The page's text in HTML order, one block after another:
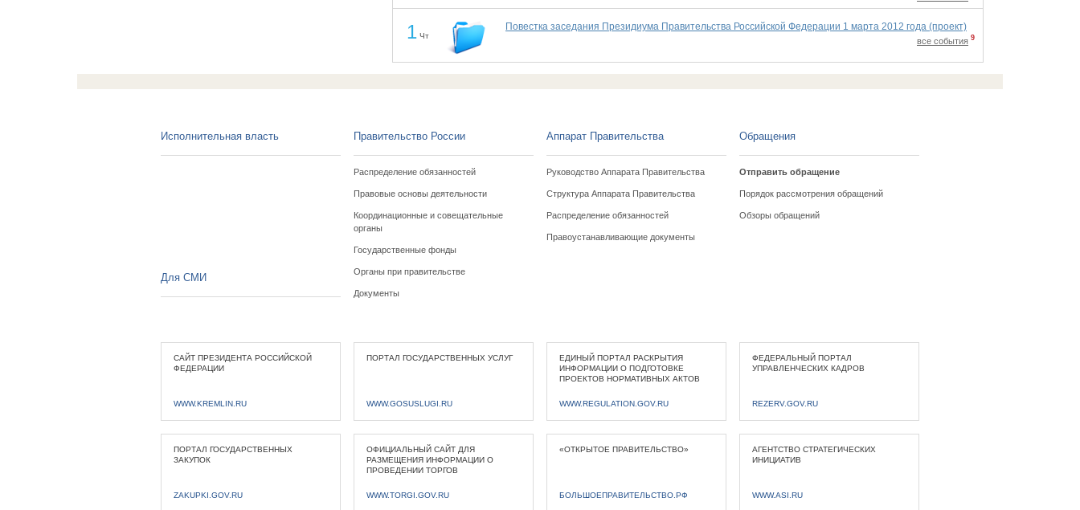
1 Чт
Повестка заседания Президиума Правительства Российской Федерации 1 марта 2012 года (проект)
все события 9
Исполнительная власть Правительство России
Распределение обязанностей
Правовые основы деятельности
Координационные и совещательные
органы
Государственные фонды
Органы при правительстве
Документы
Аппарат Правительства
Руководство Аппарата Правительства
Структура Аппарата Правительства
Распределение обязанностей
Правоустанавливающие документы
Обращения
Отправить обращение
Порядок рассмотрения обращений
Обзоры обращений
Для СМИ
САЙТ ПРЕЗИДЕНТА РОССИЙСКОЙ
ФЕДЕРАЦИИ
WWW.KREMLIN.RU
ПОРТАЛ ГОСУДАРСТВЕННЫХ УСЛУГ
WWW.GOSUSLUGI.RU
ЕДИНЫЙ ПОРТАЛ РАСКРЫТИЯ
ИНФОРМАЦИИ О ПОДГОТОВКЕ
ПРОЕКТОВ НОРМАТИВНЫХ АКТОВ
WWW.REGULATION.GOV.RU
ФЕДЕРАЛЬНЫЙ ПОРТАЛ
УПРАВЛЕНЧЕСКИХ КАДРОВ
REZERV.GOV.RU
ПОРТАЛ ГОСУДАРСТВЕННЫХ
ЗАКУПОК
ZAKUPKI.GOV.RU
ОФИЦИАЛЬНЫЙ САЙТ ДЛЯ
РАЗМЕЩЕНИЯ ИНФОРМАЦИИ О
ПРОВЕДЕНИИ ТОРГОВ
WWW.TORGI.GOV.RU
«ОТКРЫТОЕ ПРАВИТЕЛЬСТВО»
БОЛЬШОЕПРАВИТЕЛЬСТВО.РФ
АГЕНТСТВО СТРАТЕГИЧЕСКИХ
ИНИЦИАТИВ
WWW.ASI.RU